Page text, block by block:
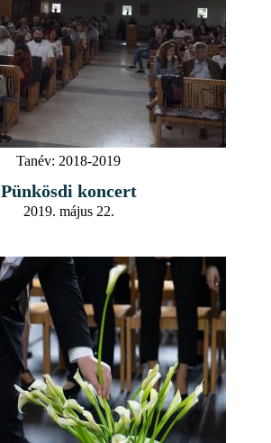
Tanév: 2018-2019
Pünkösdi koncert
2019. május 22.